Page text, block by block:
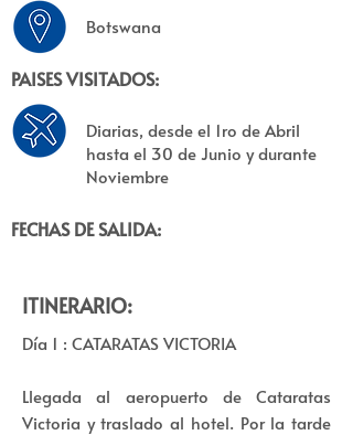
Botswana
Diarias, desde el 1ro de Abril
hasta el 30 de Junio y durante
Noviembre
FECHAS DE SALIDA:
PAISES VISITADOS:
Día 1 : CATARATAS VICTORIA
Llegada al aeropuerto de Cataratas
Victoria y traslado al hotel. Por la tarde
ITINERARIO: